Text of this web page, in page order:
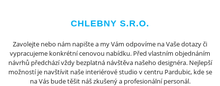
CHLEBNY S.R.O.
Zavolejte nebo nám napište a my Vám odpovíme na Vaše dotazy či
vypracujeme konkrétní cenovou nabídku. Před vlastním objednáním
návrhů předchází vždy bezplatná návštěva našeho designéra. Nejlepší
možností je navštívit naše interiérové studio v centru Pardubic, kde se
na Vás bude těšit náš zkušený a profesionální personál.